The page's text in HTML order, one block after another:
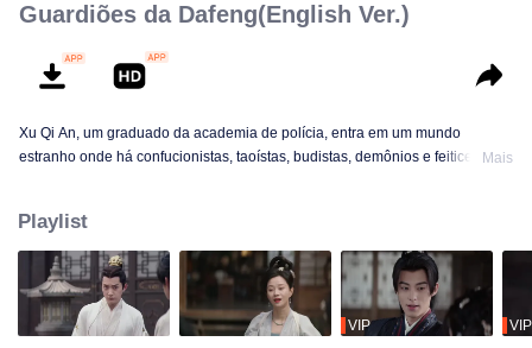
Guardiões da Dafeng(English Ver.)
Xu Qi An, um graduado da academia de polícia, entra em um mundo
estranho onde há confucionistas, taoístas, budistas, demônios e feiticeiros.
organização de guardiões para mudar seu destino e, assim, se torna um
Guardião.
Mais
Playlist
VIP VIP